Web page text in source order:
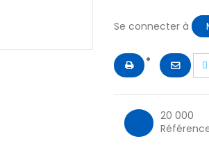
Se connecter à
20 000